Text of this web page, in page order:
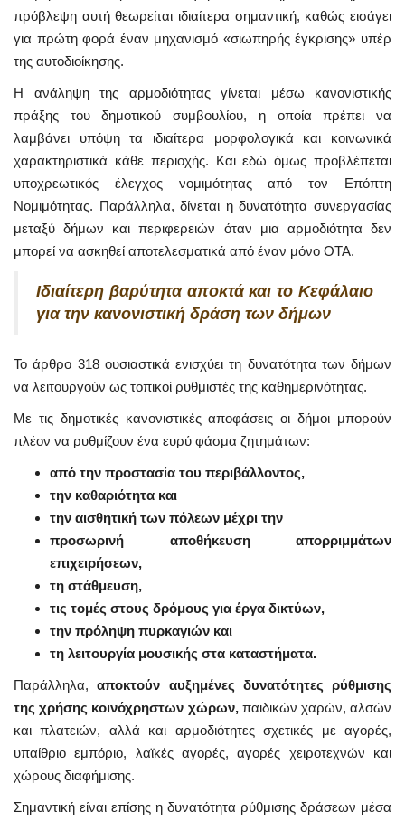
πρόβλεψη αυτή θεωρείται ιδιαίτερα σημαντική, καθώς εισάγει
για πρώτη φορά έναν μηχανισμό «σιωπηρής έγκρισης» υπέρ
της αυτοδιοίκησης.
Η ανάληψη της αρμοδιότητας γίνεται μέσω κανονιστικής
πράξης του δημοτικού συμβουλίου, η οποία πρέπει να
λαμβάνει υπόψη τα ιδιαίτερα μορφολογικά και κοινωνικά
χαρακτηριστικά κάθε περιοχής. Και εδώ όμως προβλέπεται
υποχρεωτικός έλεγχος νομιμότητας από τον Επόπτη
Νομιμότητας. Παράλληλα, δίνεται η δυνατότητα συνεργασίας
μεταξύ δήμων και περιφερειών όταν μια αρμοδιότητα δεν
μπορεί να ασκηθεί αποτελεσματικά από έναν μόνο ΟΤΑ.
Ιδιαίτερη βαρύτητα αποκτά και το Κεφάλαιο
για την κανονιστική δράση των δήμων
Το άρθρο 318 ουσιαστικά ενισχύει τη δυνατότητα των δήμων
να λειτουργούν ως τοπικοί ρυθμιστές της καθημερινότητας.
Με τις δημοτικές κανονιστικές αποφάσεις οι δήμοι μπορούν
πλέον να ρυθμίζουν ένα ευρύ φάσμα ζητημάτων:
από την προστασία του περιβάλλοντος,
την καθαριότητα και
την αισθητική των πόλεων μέχρι την
προσωρινή αποθήκευση απορριμμάτων
επιχειρήσεων,
τη στάθμευση,
τις τομές στους δρόμους για έργα δικτύων,
την πρόληψη πυρκαγιών και
τη λειτουργία μουσικής στα καταστήματα.
Παράλληλα, αποκτούν αυξημένες δυνατότητες ρύθμισης
της χρήσης κοινόχρηστων χώρων,παιδικών χαρών, αλσών
και πλατειών, αλλά και αρμοδιότητες σχετικές με αγορές,
υπαίθριο εμπόριο, λαϊκές αγορές, αγορές χειροτεχνών και
χώρους διαφήμισης.
Σημαντική είναι επίσης η δυνατότητα ρύθμισης δράσεων μέσα